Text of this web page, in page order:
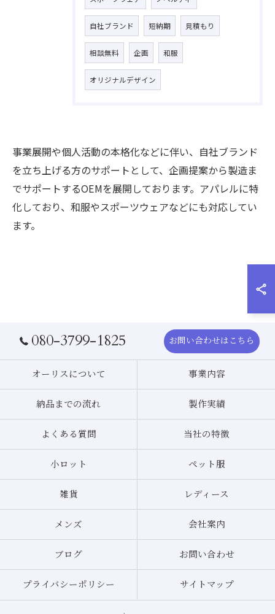
自社ブランド 短納期 見積もり
相談無料 企画 和服
オリジナルデザイン
事業展開や個人活動の本格化などに伴い、自社ブランド
を立ち上げる方のサポートとして、企画提案から製造ま
でサポートするOEMを展開しております。アパレルに特
化しており、和服やスポーツウェアなどにも対応してい
ます。
080-3799-1825 お問い合わせはこちら
オーリスについて 事業内容
納品までの流れ 製作実績
よくある質問 当社の特徴
小ロット ペット服
雑貨 レディース
メンズ 会社案内
ブログ お問い合わせ
プライバシーポリシー サイトマップ